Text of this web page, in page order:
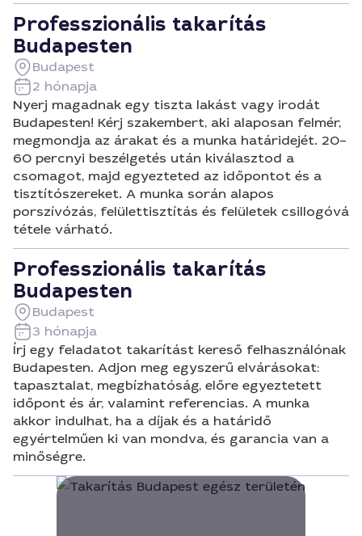
Professzionális takarítás
Budapesten
Budapest
2 hónapja
Nyerj magadnak egy tiszta lakást vagy irodát
Budapesten! Kérj szakembert, aki alaposan felmér,
megmondja az árakat és a munka határidejét. 20–
60 percnyi beszélgetés után kiválasztod a
csomagot, majd egyezteted az időpontot és a
tisztítószereket. A munka során alapos
porszívózás, felülettisztítás és felületek csillogóvá
tétele várható.
Professzionális takarítás
Budapesten
Budapest
3 hónapja
Írj egy feladatot takarítást kereső felhasználónak
Budapesten. Adjon meg egyszerű elvárásokat:
tapasztalat, megbízhatóság, előre egyeztetett
időpont és ár, valamint referencias. A munka
akkor indulhat, ha a díjak és a határidő
egyértelműen ki van mondva, és garancia van a
minőségre.